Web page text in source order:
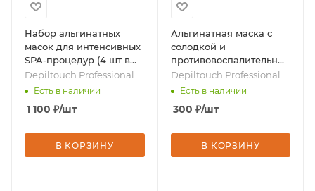
Набор альгинатных
масок для интенсивных
SPA-процедур (4 шт в
наборе), бренд -
Depiltouch Professional
Depiltouch Professional
Есть в наличии
1 100 ₽/шт
В КОРЗИНУ
Альгинатная маска с
солодкой и
противовоспалительным
экстрактом ним, 30 гр,
бренд - Depiltouch
Depiltouch Professional
Есть в наличии
300 ₽/шт
В КОРЗИНУ